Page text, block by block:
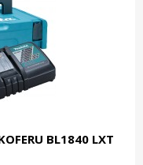
BL1840 LXT